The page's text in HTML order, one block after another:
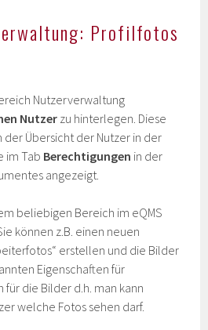
Profilfotos
Nutzerverwaltung
Nutzer zu hinterlegen. Diese
Übersicht der Nutzer in der
im Tab Berechtigungen in der
angezeigt.
beliebigen Bereich im eQMS
können z.B. einen neuen
erstellen und die Bilder
Eigenschaften für
die Bilder d.h. man kann
welche Fotos sehen darf.